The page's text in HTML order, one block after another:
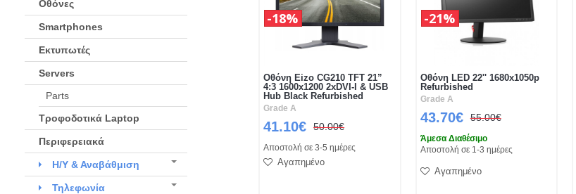
Οθόνες
Smartphones
Εκτυπωτές
Servers
Parts
Τροφοδοτικά Laptop
Περιφερειακά
Η/Υ & Αναβάθμιση
Τηλεφωνία
Οθόνη Eizo CG210 TFT 21”
4:3 1600x1200 2xDVI-I & USB
Hub Black Refurbished
Grade A
41.10€ 50.00€
18%
Αποστολή σε 3-5 ημέρες
Αγαπημένο
Οθόνη LED 22'' 1680x1050p
Refurbished
Grade A
43.70€ 55.00€
21%
Άμεσα Διαθέσιμο
Αποστολή σε 1-3 ημέρες
Αγαπημένο